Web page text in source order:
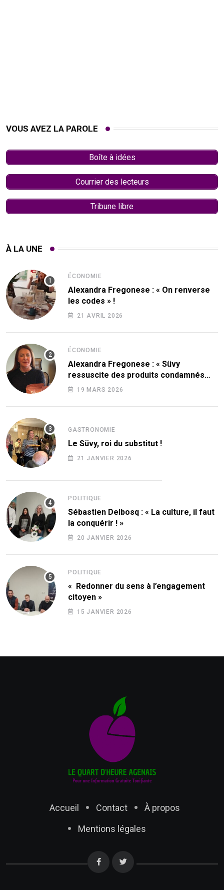
VOUS AVEZ LA PAROLE
Boîte à idées
Courrier des lecteurs
Tribune libre
À LA UNE
ÉCONOMIE
Alexandra Fregonese : « On renverse
les codes » !
21 AVRIL 2026
ÉCONOMIE
Alexandra Fregonese : « Süvy
ressuscite des produits condamnés
par le sucre ! »
19 MARS 2026
GASTRONOMIE
Le Süvy, roi du substitut !
21 JANVIER 2026
POLITIQUE
Sébastien Delbosq : « La culture, il faut
la conquérir ! »
20 JANVIER 2026
POLITIQUE
« Redonner du sens à l’engagement
citoyen »
15 JANVIER 2026
Accueil Contact
À propos
Mentions légales